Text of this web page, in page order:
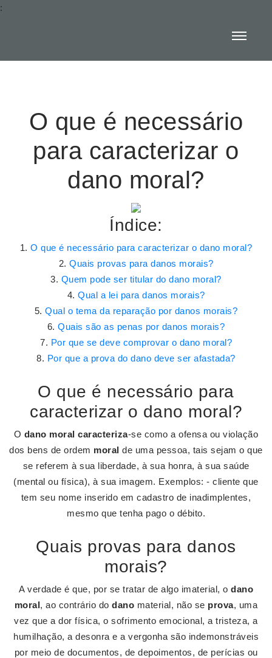
:
O que é necessário
para caracterizar o
dano moral?
Índice:
O que é necessário para caracterizar o dano moral?
Quais provas para danos morais?
Quem pode ser titular do dano moral?
Qual a lei para danos morais?
Qual o tema da reparação por danos morais?
Quais são as penas por danos morais?
Por que se deve comprovar o dano moral?
Por que a prova do dano deve ser afastada?
O que é necessário para
caracterizar o dano moral?
O dano moral caracteriza-se como a ofensa ou violação
dos bens de ordem moral de uma pessoa, tais sejam o que
se referem à sua liberdade, à sua honra, à sua saúde
(mental ou física), à sua imagem. Exemplos: - cliente que
tem seu nome inserido em cadastro de inadimplentes,
mesmo que tenha pago o débito.
Quais provas para danos
morais?
A verdade é que, por se tratar de algo imaterial, o dano
moral, ao contrário dodano material, não se prova, uma
vez que a dor física, o sofrimento emocional, a tristeza, a
humilhação, a desonra e a vergonha são indemonstráveis
por meio de documentos, de depoimentos, de perícias ou